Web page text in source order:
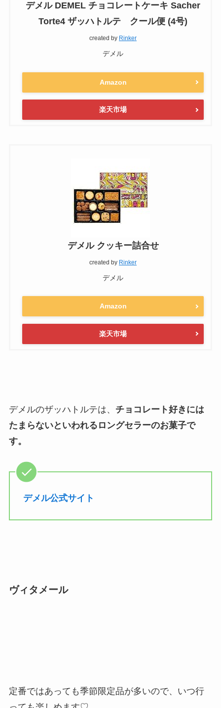
デメル DEMEL チョコレートケーキ Sacher
Torte4 ザッハトルテ クール便 (4号)
created by Rinker
デメル
Amazon
楽天市場
デメル クッキー詰合せ
created by Rinker
デメル
Amazon
楽天市場
デメルのザッハトルテは、 チョコレート好きには
たまらないといわれるロングセラーのお菓子で
す。
デメル公式サイト
ヴィタメール
定番ではあっても季節限定品が多いので、いつ行